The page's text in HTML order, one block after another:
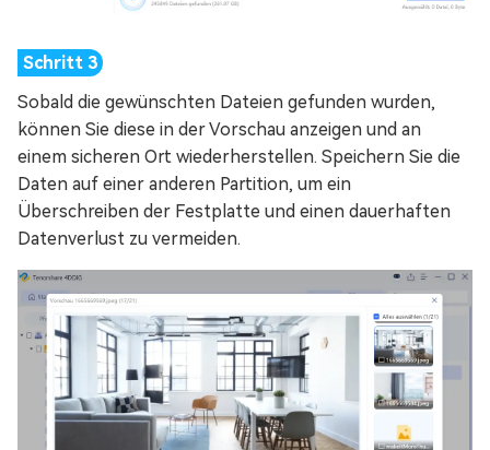
Sobald die gewünschten Dateien gefunden wurden,
können Sie diese in der Vorschau anzeigen und an
einem sicheren Ort wiederherstellen. Speichern Sie die
Daten auf einer anderen Partition, um ein
Überschreiben der Festplatte und einen dauerhaften
Datenverlust zu vermeiden.